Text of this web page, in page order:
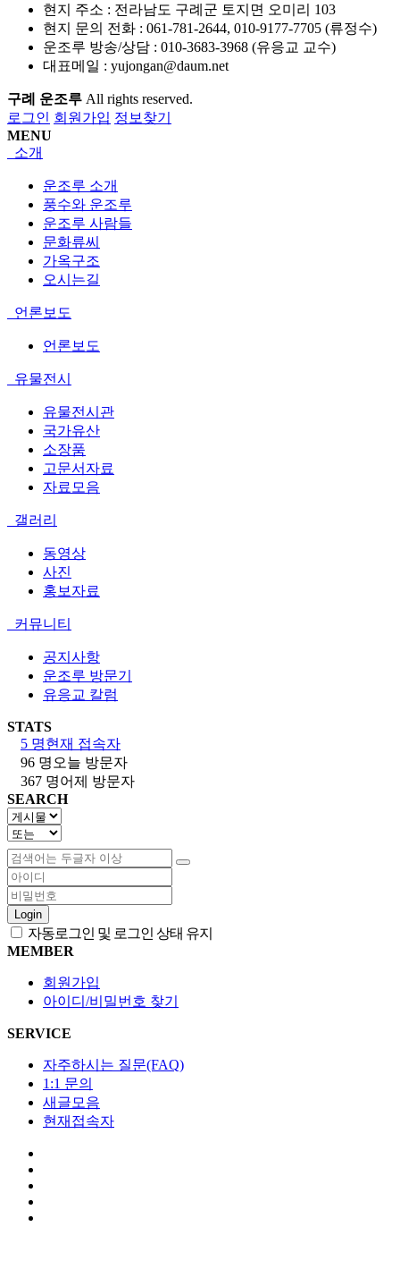
현지 주소 : 전라남도 구례군 토지면 오미리 103
현지 문의 전화 : 061-781-2644, 010-9177-7705 (류정수)
운조루 방송/상담 : 010-3683-3968 (유응교 교수)
대표메일 : yujongan@daum.net
구례 운조루 All rights reserved.
로그인 회원가입 정보찾기
MENU
소개
운조루 소개
풍수와 운조루
운조루 사람들
문화류씨
가옥구조
오시는길
언론보도
언론보도
유물전시
유물전시관
국가유산
소장품
고문서자료
자료모음
갤러리
동영상
사진
홍보자료
커뮤니티
공지사항
운조루 방문기
유응교 칼럼
STATS
5 명현재 접속자
96 명 오늘 방문자
367 명어제 방문자
SEARCH
Login
자동로그인 및 로그인 상태 유지
MEMBER
회원가입
아이디/비밀번호 찾기
SERVICE
자주하시는 질문(FAQ)
1:1 문의
새글모음
현재접속자